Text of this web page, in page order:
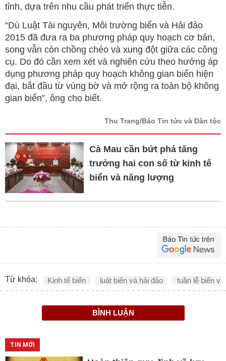
tỉnh, dựa trên nhu cầu phát triển thực tiễn.
“Dù Luật Tài nguyên, Môi trường biển và Hải đảo
2015 đã đưa ra ba phương pháp quy hoạch cơ bản,
song vẫn còn chồng chéo và xung đột giữa các công
cụ. Do đó cần xem xét và nghiên cứu theo hướng áp
dụng phương pháp quy hoạch không gian biển hiện
đại, bắt đầu từ vùng bờ và mở rộng ra toàn bộ không
gian biển”, ông cho biết.
Thu Trang/Báo Tin tức và Dân tộc
Cà Mau cần bứt phá tăng
trưởng hai con số từ kinh tế
biển và năng lượng
Từ khóa: Kinh tế biển luật biển và hải đảo tuần lễ biển
BÌNH LUẬN
TIN MỚI